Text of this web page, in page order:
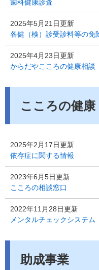
歯科健康診査
2025年5月21日更新
各健（検）診受診料等の免
2025年4月23日更新
からだやこころの健康相談
こころの健康
2025年2月17日更新
依存症に関する情報
2023年6月5日更新
こころの相談窓口
2022年11月28日更新
メンタルチェックシステム
助成事業